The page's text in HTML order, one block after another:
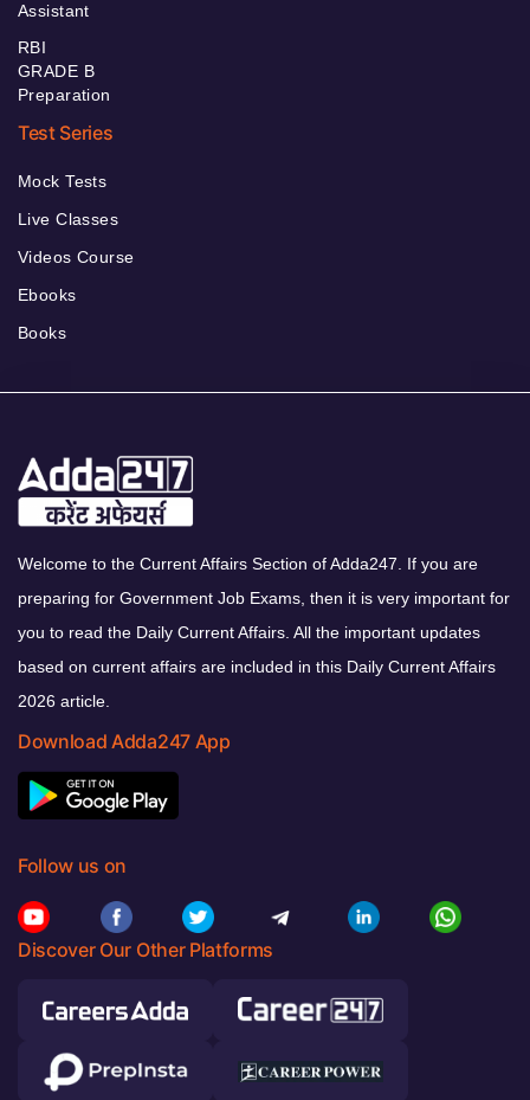
Assistant
RBI
GRADE B
Preparation
Test Series
Mock Tests
Live Classes
Videos Course
Ebooks
Books
Welcome to the Current Affairs Section of Adda247. If you are
preparing for Government Job Exams, then it is very important for
you to read the Daily Current Affairs. All the important updates
based on current affairs are included in this Daily Current Affairs
2026 article.
Download Adda247 App
Follow us on
Discover Our Other Platforms